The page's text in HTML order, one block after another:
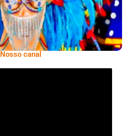
Nosso canal